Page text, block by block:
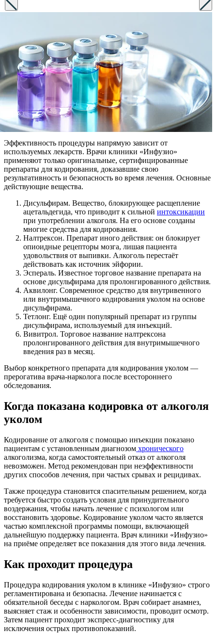
Эффективность процедуры напрямую зависит от
используемых лекарств. Врачи клиники «Инфузио»
применяют только оригинальные, сертифицированные
препараты для кодирования, доказавшие свою
результативность и безопасность во время лечения. Основные
действующие вещества.
Дисульфирам. Вещество, блокирующее расщепление
ацетальдегида, что приводит к сильной интоксикации
при употреблении алкоголя. На его основе созданы
многие средства для кодирования.
Налтрексон. Препарат иного действия: он блокирует
опиоидные рецепторы мозга, лишая пациента
удовольствия от выпивки. Алкоголь перестаёт
действовать как источник эйфории.
Эспераль. Известное торговое название препарата на
основе дисульфирама для пролонгированного действия.
Аквилонг. Современное средство для внутривенного
или внутримышечного кодирования уколом на основе
дисульфирама.
Тетлонг. Ещё один популярный препарат из группы
дисульфирама, используемый для инъекций.
Вивитрол. Торговое название налтрексона
пролонгированного действия для внутримышечного
введения раз в месяц.
Выбор конкретного препарата для кодирования уколом —
прерогатива врача-нарколога после всестороннего
обследования.
Когда показана кодировка от алкоголя
уколом
Кодирование от алкоголя с помощью инъекции показано
пациентам с установленным диагнозом хронического
алкоголизма, когда самостоятельный отказ от алкоголя
невозможен. Метод рекомендован при неэффективности
других способов лечения, при частых срывах и рецидивах.
Также процедура становится спасительным решением, когда
требуется быстро создать условия для принудительного
воздержания, чтобы начать лечение с психологом или
восстановить здоровье. Кодирование уколом часто является
частью комплексной программы помощи, включающей
дальнейшую поддержку пациента. Врач клиники «Инфузио»
на приёме определяет все показания для этого вида лечения.
Как проходит процедура
Процедура кодирования уколом в клинике «Инфузио» строго
регламентирована и безопасна. Лечение начинается с
обязательной беседы с наркологом. Врач собирает анамнез,
выясняет стаж и особенности зависимости, проводит осмотр.
Затем пациент проходит экспресс-диагностику для
исключения острых противопоказаний.